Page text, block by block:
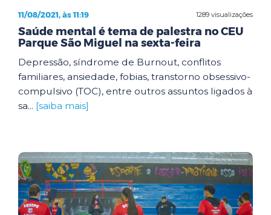
1289 visualizações
11/08/2021, às 11:19
Saúde mental é tema de palestra no CEU
Parque São Miguel na sexta-feira
Depressão, síndrome de Burnout, conflitos
familiares, ansiedade, fobias, transtorno obsessivo-
compulsivo (TOC), entre outros assuntos ligados à
sa... [saiba mais]